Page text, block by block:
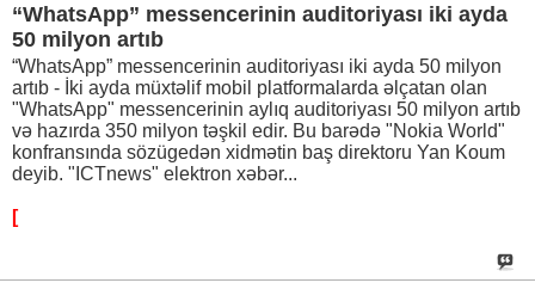
“WhatsApp” messencerinin auditoriyası iki ayda
50 milyon artıb
“WhatsApp” messencerinin auditoriyası iki ayda 50 milyon
artıb - İki ayda müxtəlif mobil platformalarda əlçatan olan
"WhatsApp" messencerinin aylıq auditoriyası 50 milyon artıb
və hazırda 350 milyon təşkil edir. Bu barədə "Nokia World"
konfransında sözügedən xidmətin baş direktoru Yan Koum
deyib. "ICTnews" elektron xəbər...
[